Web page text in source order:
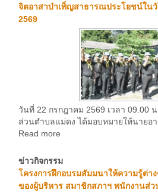
จิตอาสาบำเพ็ญสาธารณประโยชน์ใน
2569
วันที่ 22 กรกฎาคม 2569 เวลา 09.00
ส่วนตำบลแม่ดง ได้มอบหมายให้นายอ
Read more
ข่าวกิจกรรม
โครงการฝึกอบรมสัมมนาให้ความรู้ต่า
ของผู้บริหาร สมาชิกสภาฯ พนักงานส่